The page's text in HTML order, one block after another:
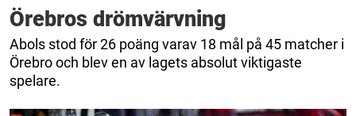
Örebros drömvärvning
Abols stod för 26 poäng varav 18 mål på 45 matcher i
Örebro och blev en av lagets absolut viktigaste
spelare.